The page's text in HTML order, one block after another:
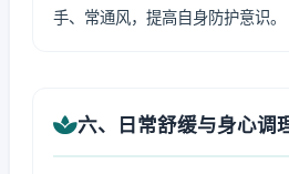
手、常通风，提高自身防护意识。
六、日常舒缓与身心调